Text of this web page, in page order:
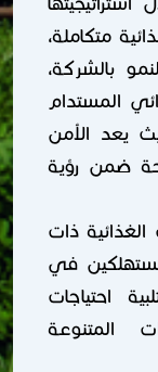
متكاملة،
بالشركة،
المستدام
يعد الأمن
ضمن رؤية
ذات
في
احتياجات
المتنوعة